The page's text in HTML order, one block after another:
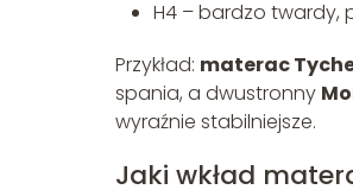
H4 – bardzo twardy,
Przykład: materac
spania, a dwustronny
wyraźnie stabilniejsze.
Jaki wkład